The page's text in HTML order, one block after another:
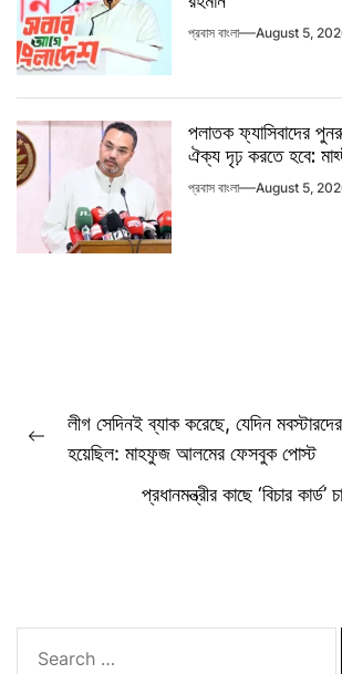
প্রবাস বাংলা August 5,
পলাতক ফ্যাসিবাদের
ঐক্য দৃঢ় করতে হবে:
প্রবাস বাংলা August 5,
Post
navigation
Previous
লীগ সেদিনই ব্যাক করেছে, যেদিন
হয়েছিল: মাহফুজ আলমের ফেসবুক পোস্ট
প্রধানমন্ত্রীর কাছে ‘বিচার
for: